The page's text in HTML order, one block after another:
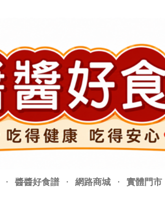
醬醬好食譜 網路商城 實體門市